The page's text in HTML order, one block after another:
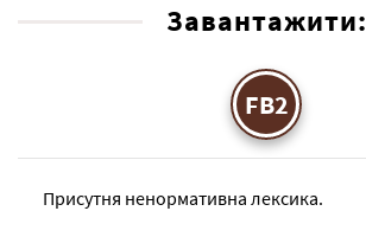
Завантажити:
FB2
Присутня ненормативна лексика.